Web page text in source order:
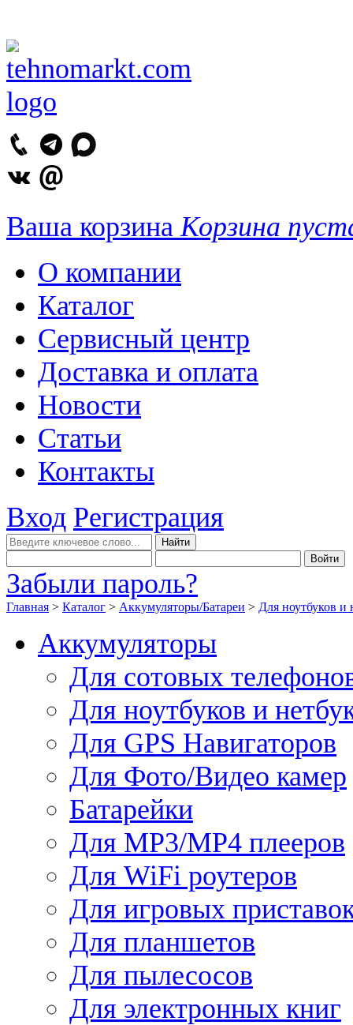
Ваша корзина Корзина
О компании
Каталог
Сервисный центр
Доставка и оплата
Новости
Статьи
Контакты
Вход Регистрация
Забыли пароль?
Главная > Каталог > Аккумуляторы/Батареи > Для ноутбуков и
Аккумуляторы
Для сотовых
Для ноутбуков и
Для GPS Навигаторов
Для Фото/Видео камер
Батарейки
Для MP3/MP4 плееров
Для WiFi роутеров
Для игровых
Для планшетов
Для пылесосов
Для электронных книг